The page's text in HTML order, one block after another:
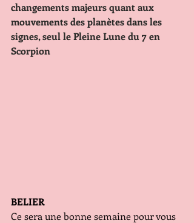
changements majeurs quant aux
mouvements des planètes dans les
signes, seul le Pleine Lune du 7 en
Scorpion
BELIER
Ce sera une bonne semaine pour vous